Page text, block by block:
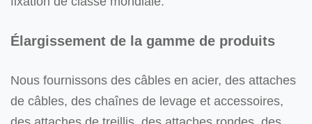
Élargissement de la gamme de produits
Nous fournissons des câbles en acier, des attaches
de câbles, des chaînes de levage et accessoires,